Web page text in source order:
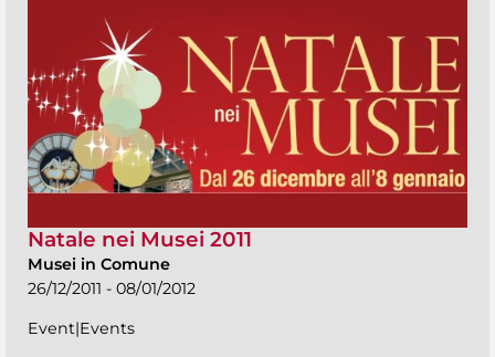
Natale nei Musei 2011
Musei in Comune
26/12/2011 - 08/01/2012
Event|Events